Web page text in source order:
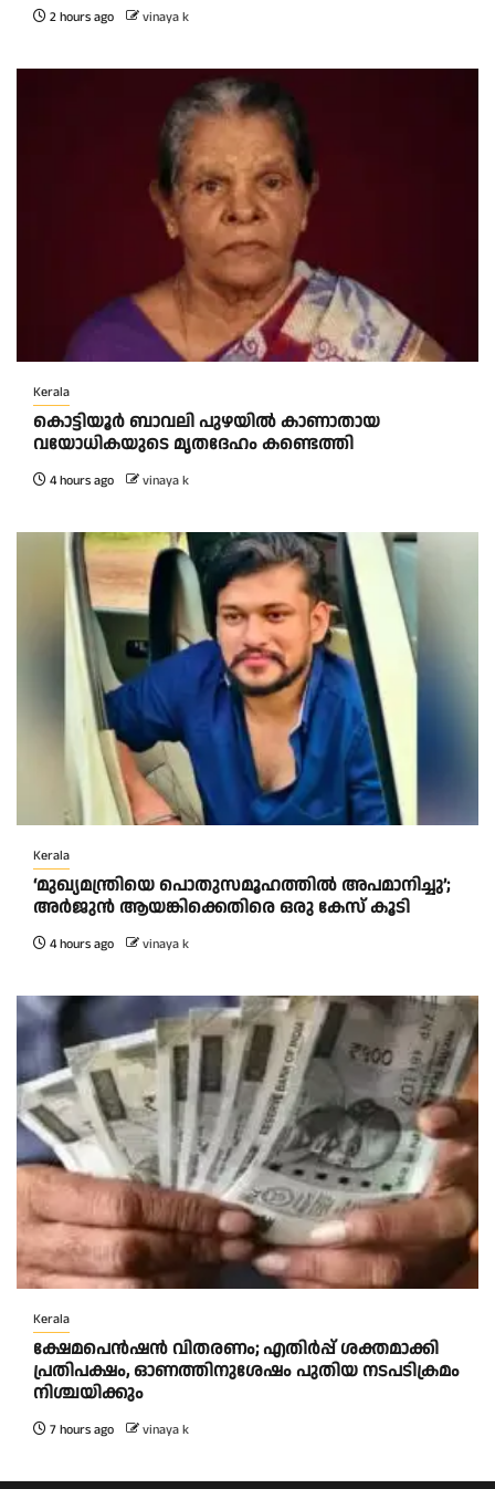
2 hours ago vinaya k
Kerala
കൊട്ടിയൂർ ബാവലി പുഴയിൽ കാണാതായ
വയോധികയുടെ മൃതദേഹം കണ്ടെത്തി
4 hours ago vinaya k
Kerala
‘മുഖ്യമന്ത്രിയെ പൊതുസമൂഹത്തിൽ അപമാനിച്ചു’;
അർജുൻ ആയങ്കിക്കെതിരെ ഒരു കേസ് കൂടി
4 hours ago vinaya k
Kerala
ക്ഷേമപെൻഷൻ വിതരണം; എതിർപ്പ് ശക്തമാക്കി
പ്രതിപക്ഷം, ഓണത്തിനുശേഷം പുതിയ നടപടിക്രമം
നിശ്ചയിക്കും
7 hours ago vinaya k